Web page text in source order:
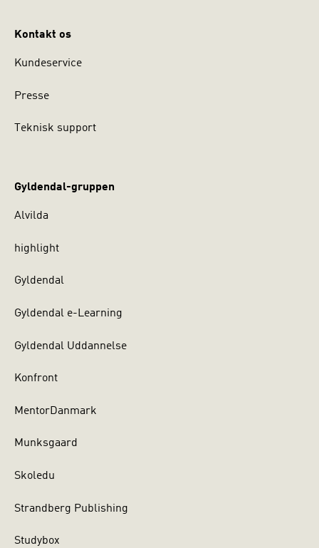
Kontakt os
Kundeservice
Presse
Teknisk support
Gyldendal-gruppen
Alvilda
highlight
Gyldendal
Gyldendal e-Learning
Gyldendal Uddannelse
Konfront
MentorDanmark
Munksgaard
Skoledu
Strandberg Publishing
Studybox